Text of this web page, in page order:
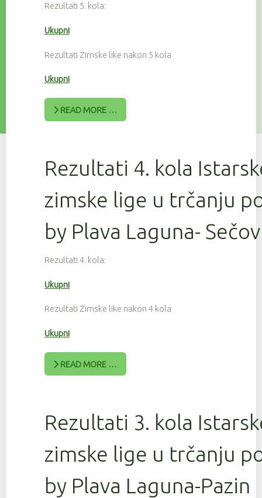
Rezultati 5. kola:
Ukupni
Rezultati Zimske like nakon 5 kola
Ukupni
READ MORE …
Rezultati 4. kola
zimske lige u trčanju
by Plava Laguna-
Rezultati 4. kola:
Ukupni
Rezultati Zimske like nakon 4 kola
Ukupni
READ MORE …
Rezultati 3. kola
zimske lige u trčanju
by Plava Laguna-Pazin